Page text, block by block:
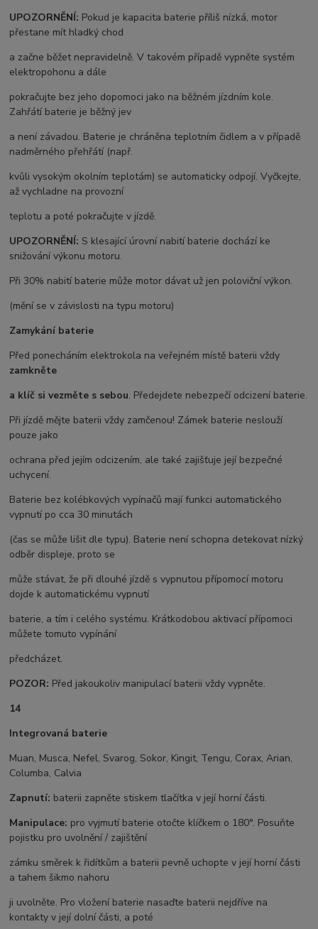
UPOZORNĚNÍ: Pokud je kapacita baterie příliš nízká, motor
přestane mít hladký chod
a začne běžet nepravidelně. V takovém případě vypněte systém
elektropohonu a dále
pokračujte bez jeho dopomoci jako na běžném jízdním kole.
Zahřátí baterie je běžný jev
a není závadou. Baterie je chráněna teplotním čidlem a v případě
nadměrného přehřátí (např.
kvůli vysokým okolním teplotám) se automaticky odpojí. Vyčkejte,
až vychladne na provozní
teplotu a poté pokračujte v jízdě.
UPOZORNĚNÍ: S klesající úrovní nabití baterie dochází ke
snižování výkonu motoru.
Při 30% nabití baterie může motor dávat už jen poloviční výkon.
(mění se v závislosti na typu motoru)
Zamykání baterie
Před ponecháním elektrokola na veřejném místě baterii vždy
zamkněte
a klíč si vezměte s sebou. Předejdete nebezpečí odcizení baterie.
Při jízdě mějte baterii vždy zamčenou! Zámek baterie neslouží
pouze jako
ochrana před jejím odcizením, ale také zajišťuje její bezpečné
uchycení.
Baterie bez kolébkových vypínačů mají funkci automatického
vypnutí po cca 30 minutách
(čas se může lišit dle typu). Baterie není schopna detekovat nízký
odběr displeje, proto se
může stávat, že při dlouhé jízdě s vypnutou přípomocí motoru
dojde k automatickému vypnutí
baterie, a tím i celého systému. Krátkodobou aktivací přípomoci
můžete tomuto vypínání
předcházet.
POZOR: Před jakoukoliv manipulací baterii vždy vypněte.
14
Integrovaná baterie
Muan, Musca, Nefel, Svarog, Sokor, Kingit, Tengu, Corax, Arian,
Columba, Calvia
Zapnutí: baterii zapněte stiskem tlačítka v její horní části.
Manipulace: pro vyjmutí baterie otočte klíčkem o 180°. Posuňte
pojistku pro uvolnění / zajištění
zámku směrek k řidítkům a baterii pevně uchopte v její horní části
a tahem šikmo nahoru
ji uvolněte. Pro vložení baterie nasaďte baterii nejdříve na
kontakty v její dolní části, a poté